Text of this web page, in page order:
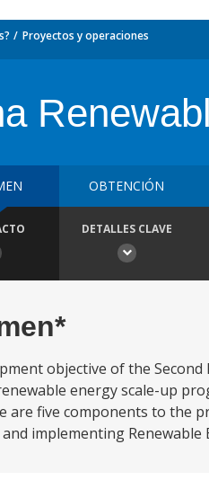
Proyectos y operaciones
OBTENCIÓN
DETALLES CLAVE
objective of the
energy scale-up
are five components to the
implementing Renewable